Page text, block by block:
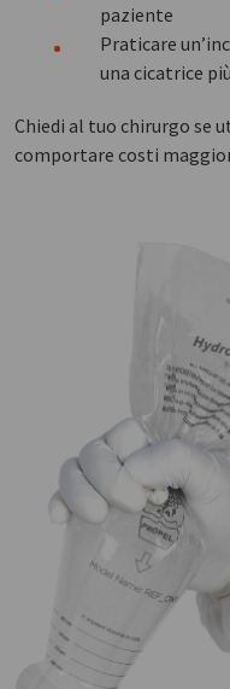
paziente
Praticare
una cicatrice
Chiedi al tuo chirurgo se
comportare costi